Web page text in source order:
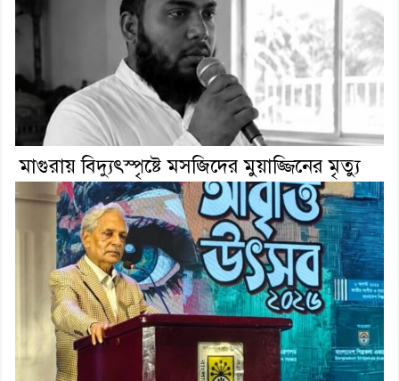
মাগুরায় বিদ্যুৎস্পৃষ্টে মসজিদের মুয়াজ্জিনের মৃত্যু